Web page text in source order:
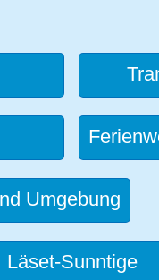
Umgebung
Läset-Sunntige